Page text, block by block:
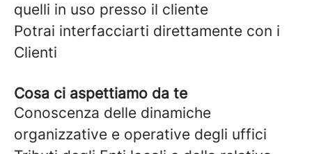
quelli in uso presso il cliente
Potrai interfacciarti direttamente con i
Clienti
Cosa ci aspettiamo da te
Conoscenza delle dinamiche
organizzative e operative degli uffici